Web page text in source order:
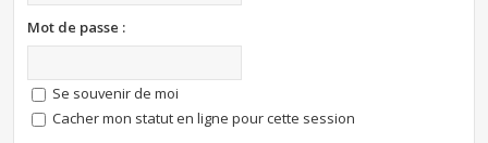
Mot de passe :
Se souvenir de moi
Cacher mon statut en ligne pour cette session